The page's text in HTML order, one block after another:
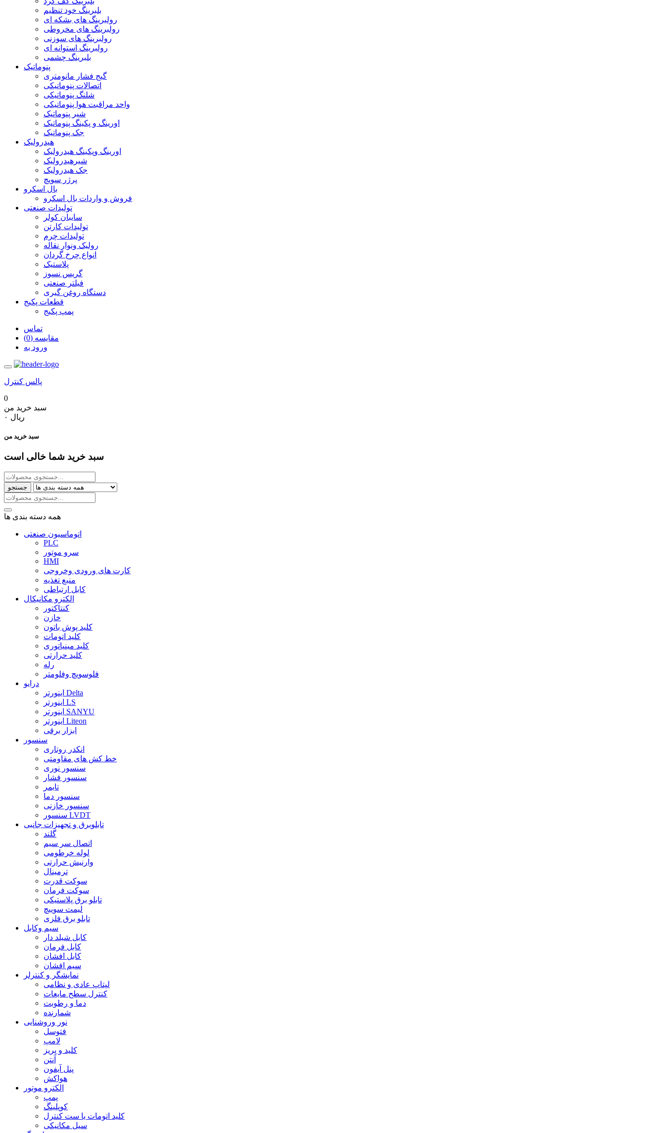
بلبرینگ خود تنظیم
رولبرینگ های بشکه ای
رولبرینگ های مخروطی
رولبرینگ های سوزنی
رولبرینگ استوانه ای
بلبرینگ چشمی
پنوماتیک
گیج فشار مانومتری
اتصالات پنوماتیکی
شلنگ پنوماتیکی
واحد مراقبت هوا پنوماتیکی
شیر پنوماتیک
اورینگ و پکینگ پنوماتیک
جک پنوماتیک
هیدرولیک
اورینگ وپکینگ هیدرولیک
شیرهیدرولیک
جک هیدرولیک
پرژر سویچ
بال اسکرو
فروش و واردات بال اسکرو
تولیدات صنعتی
سایبان کولر
تولیدات کارتن
تولیدات چرم
رولیک ونوار نقاله
انواع چرخ گردان
پلاستیک
گریس نسوز
فیلتر صنعتی
دستگاه روغن گیری
قطعات پکیج
پمپ پکیج
تماس
مقایسه (0)
ورود به
پالس کنترل
0
سبد خرید من
‎ریال ۰
سبد خرید من
سبد خرید شما خالی است
جستجو
همه دسته بندی ها
اتوماسیون صنعتی
PLC
سرو موتور
HMI
کارت های ورودی وخروجی
منبع تغذیه
کابل ارتباطی
الکترو مکانیکال
کنتاکتور
خازن
کلید پوش باتون
کلید اتومات
کلید مینیاتوری
کلید حرارتی
رله
فلوسویچ وفلومتر
درایو
اینورتر Delta
اینورتر LS
اینورتر SANYU
اینورتر Liteon
ابزار برقی
سنسور
انکدر روتاری
خط کش های مقاومتی
سنسور نوری
سنسور فشار
تایمر
سنسور دما
سنسور خازنی
سنسور LVDT
تابلوبرق و تجهیزات جانبی
گلند
اتصال سر سیم
لوله خرطومی
وارنیش حرارتی
ترمینال
سوکت قدرت
سوکت فرمان
تابلو برق پلاستیکی
لیمت سوییچ
تابلو برق فلزی
سیم وکابل
کابل شیلد دار
کابل فرمان
کابل افشان
سیم افشان
نمایشگر و کنترلر
لپتاپ عادی و نظامی
کنترل سطح مایعات
دما و رطوبت
شمارنده
نور وروشنایی
فتوسل
لامپ
کلید و پریز
آنتن
پنل آیفون
هواکش
الکترو موتور
پمپ
کوپلینگ
کلید اتومات یا ست کنترل
سیل مکانیکی